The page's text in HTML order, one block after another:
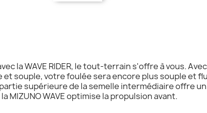
la WAVE RIDER, le tout-terrain s'offre à vous.
et souple, votre foulée sera encore plus souple et
partie supérieure de la semelle intermédiaire offre
WAVE optimise la propulsion avant.